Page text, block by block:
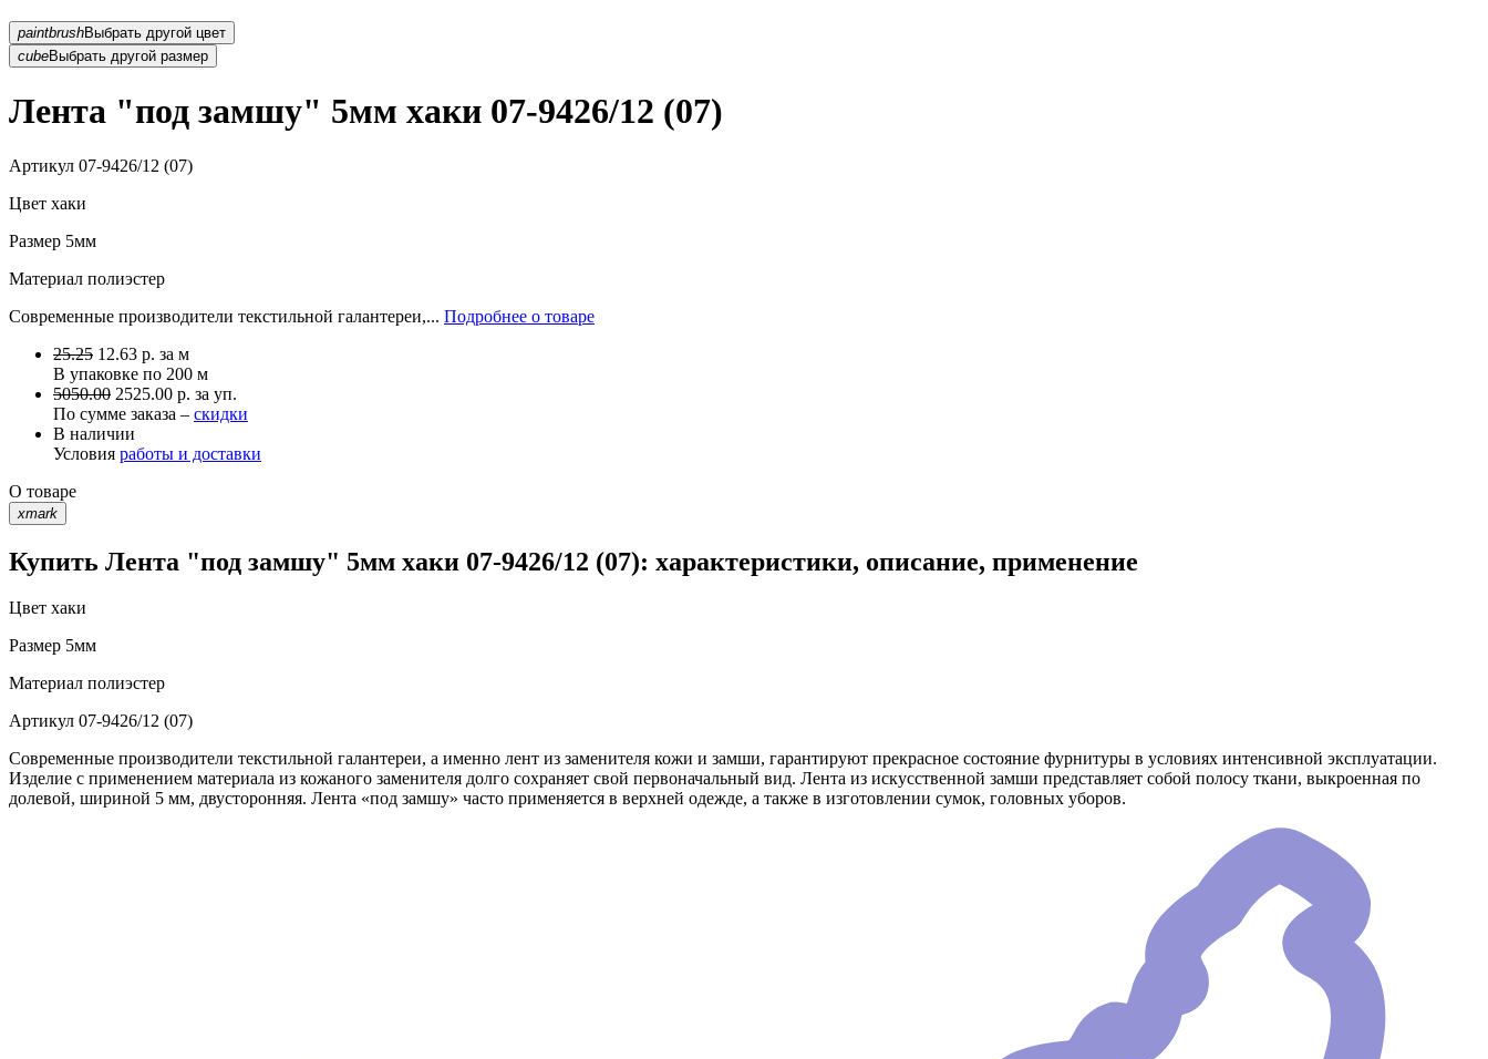
paintbrush
Выбрать другой цвет
cubeВыбрать другой размер
Лента "под замшу" 5мм хаки 07-9426/12 (07)
Артикул 07-9426/12 (07)
Цвет хаки
Размер 5мм
Материал полиэстер
Современные производители текстильной галантереи,... Подробнее о товаре
25.25 12.63 р. за м
В упаковке по 200 м
5050.00 2525.00 р. за уп.
По сумме заказа – скидки
В наличии
Условия работы и доставки
О товаре
xmark
Купить Лента "под замшу" 5мм хаки 07-9426/12 (07): характеристики, описание, применение
Цвет хаки
Размер 5мм
Материал полиэстер
Артикул 07-9426/12 (07)
Современные производители текстильной галантереи, а именно лент из заменителя кожи и замши, гарантируют прекрасное состояние фурнитуры в условиях интенсивной эксплуатации.
Изделие с применением материала из кожаного заменителя долго сохраняет свой первоначальный вид. Лента из искусственной замши представляет собой полосу ткани, выкроенная по
долевой, шириной 5 мм, двусторонняя. Лента «под замшу» часто применяется в верхней одежде, а также в изготовлении сумок, головных уборов.